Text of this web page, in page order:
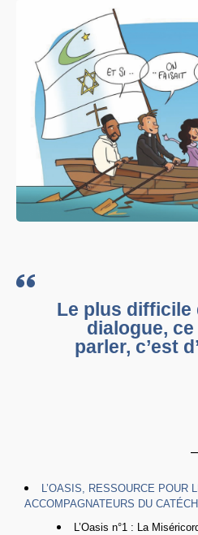
Le plus difficile
dialogue, ce
parler, c’est
L’OASIS, RESSOURCE POUR
ACCOMPAGNATEURS DU
L’Oasis n°1 : La